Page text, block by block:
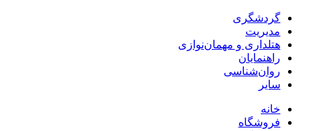
گردشگری
مدیریت
هتلداری و مهمان‌نوازی
راهنمایان
روان‌شناسی
سایر
خانه
فروشگاه